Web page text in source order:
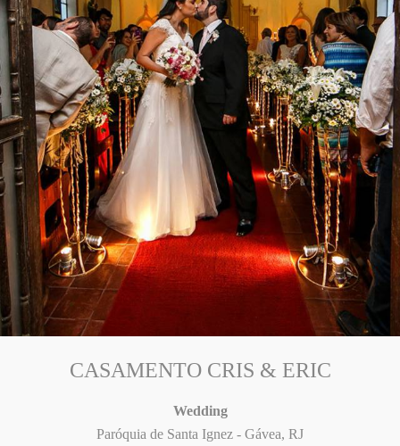
CASAMENTO CRIS & ERIC
Wedding
Paróquia de Santa Ignez - Gávea, RJ